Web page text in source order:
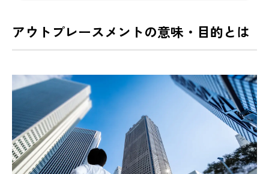
アウトプレースメントの意味・目的とは